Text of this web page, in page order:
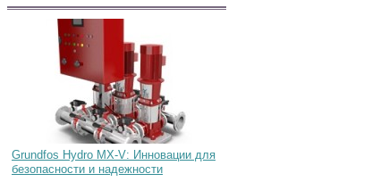
Grundfos Hydro MX-V: Инновации для
безопасности и надежности